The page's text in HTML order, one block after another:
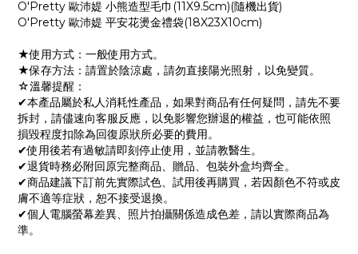
O'Pretty 歐沛媞 小熊造型毛巾(11X9.5cm)(隨機出貨)
O'Pretty 歐沛媞 平安花燙金禮袋(18X23X10cm)
★使用方式：一般使用方式。
★保存方法：請置於陰涼處，請勿直接陽光照射，以免變質。
☆溫馨提醒：
✔本產品屬於私人消耗性產品，如果對商品有任何疑問，請先不要
拆封，請儘速向客服反應，以免影響您辦退的權益，也可能依照
損毀程度扣除為回復原狀所必要的費用。
✔使用後若有過敏請即刻停止使用，並請教醫生。
✔退貨時務必附回原完整商品、贈品、包裝外盒均齊全。
✔商品建議下訂前先實際試色、試用後再購買，若因顏色不符或皮
膚不適等症狀，恕不接受退換。
✔個人電腦螢幕差異、照片拍攝關係造成色差，請以實際商品為
準。